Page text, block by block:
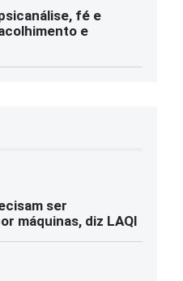
fé e
e
ser
máquinas, diz LAQI